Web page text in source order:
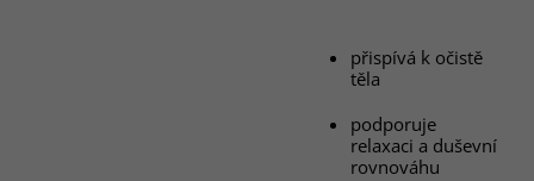
přispívá k očistě
těla
podporuje
relaxaci a duševní
rovnováhu